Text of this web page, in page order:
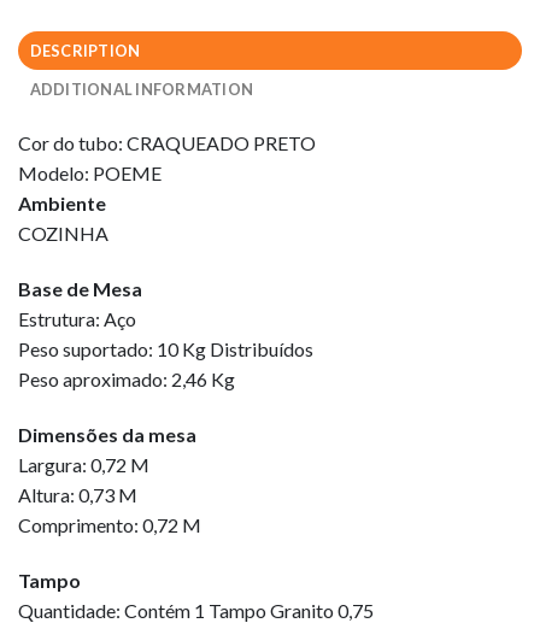
DESCRIPTION
ADDITIONAL INFORMATION
Cor do tubo: CRAQUEADO PRETO
Modelo: POEME
Ambiente
COZINHA
Base de Mesa
Estrutura: Aço
Peso suportado: 10 Kg Distribuídos
Peso aproximado: 2,46 Kg
Dimensões da mesa
Largura: 0,72 M
Altura: 0,73 M
Comprimento: 0,72 M
Tampo
Quantidade: Contém 1 Tampo Granito 0,75